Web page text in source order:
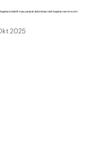
kolektif masyarakat didominasi oleh ingatan resmi rezim
2025